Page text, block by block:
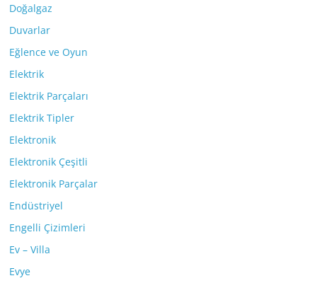
Doğalgaz
Duvarlar
Eğlence ve Oyun
Elektrik
Elektrik Parçaları
Elektrik Tipler
Elektronik
Elektronik Çeşitli
Elektronik Parçalar
Endüstriyel
Engelli Çizimleri
Ev – Villa
Evye